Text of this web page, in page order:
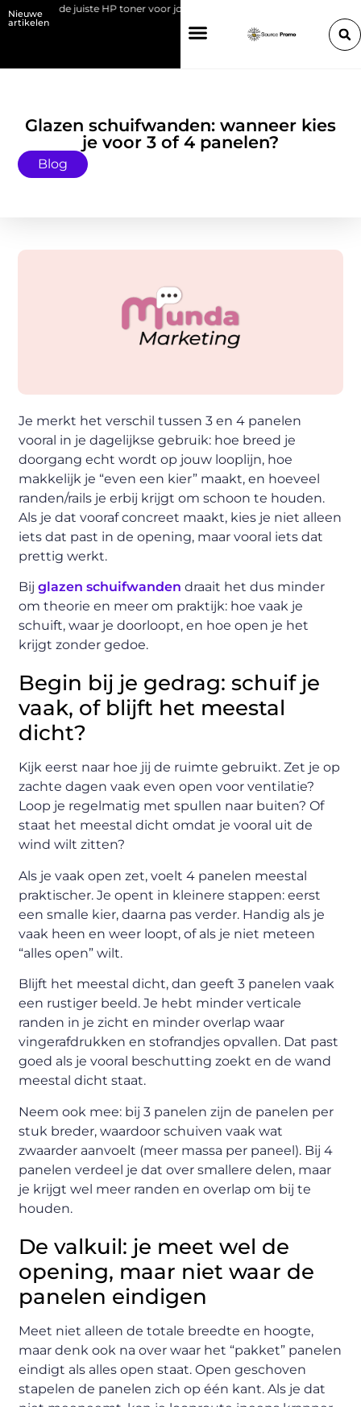
Nieuwe
artikelen
Kies de juiste HP toner voor jouw printer
Glazen schuifwanden: wanneer kies
je voor 3 of 4 panelen?
Blog
Je merkt het verschil tussen 3 en 4 panelen
vooral in je dagelijkse gebruik: hoe breed je
doorgang echt wordt op jouw looplijn, hoe
makkelijk je “even een kier” maakt, en hoeveel
randen/rails je erbij krijgt om schoon te houden.
Als je dat vooraf concreet maakt, kies je niet alleen
iets dat past in de opening, maar vooral iets dat
prettig werkt.
Bijglazen schuifwanden draait het dus minder
om theorie en meer om praktijk: hoe vaak je
schuift, waar je doorloopt, en hoe open je het
krijgt zonder gedoe.
Begin bij je gedrag: schuif je
vaak, of blijft het meestal
dicht?
Kijk eerst naar hoe jij de ruimte gebruikt. Zet je op
zachte dagen vaak even open voor ventilatie?
Loop je regelmatig met spullen naar buiten? Of
staat het meestal dicht omdat je vooral uit de
wind wilt zitten?
Als je vaak open zet, voelt 4 panelen meestal
praktischer. Je opent in kleinere stappen: eerst
een smalle kier, daarna pas verder. Handig als je
vaak heen en weer loopt, of als je niet meteen
“alles open” wilt.
Blijft het meestal dicht, dan geeft 3 panelen vaak
een rustiger beeld. Je hebt minder verticale
randen in je zicht en minder overlap waar
vingerafdrukken en stofrandjes opvallen. Dat past
goed als je vooral beschutting zoekt en de wand
meestal dicht staat.
Neem ook mee: bij 3 panelen zijn de panelen per
stuk breder, waardoor schuiven vaak wat
zwaarder aanvoelt (meer massa per paneel). Bij 4
panelen verdeel je dat over smallere delen, maar
je krijgt wel meer randen en overlap om bij te
houden.
De valkuil: je meet wel de
opening, maar niet waar de
panelen eindigen
Meet niet alleen de totale breedte en hoogte,
maar denk ook na over waar het “pakket” panelen
eindigt als alles open staat. Open geschoven
stapelen de panelen zich op één kant. Als je dat